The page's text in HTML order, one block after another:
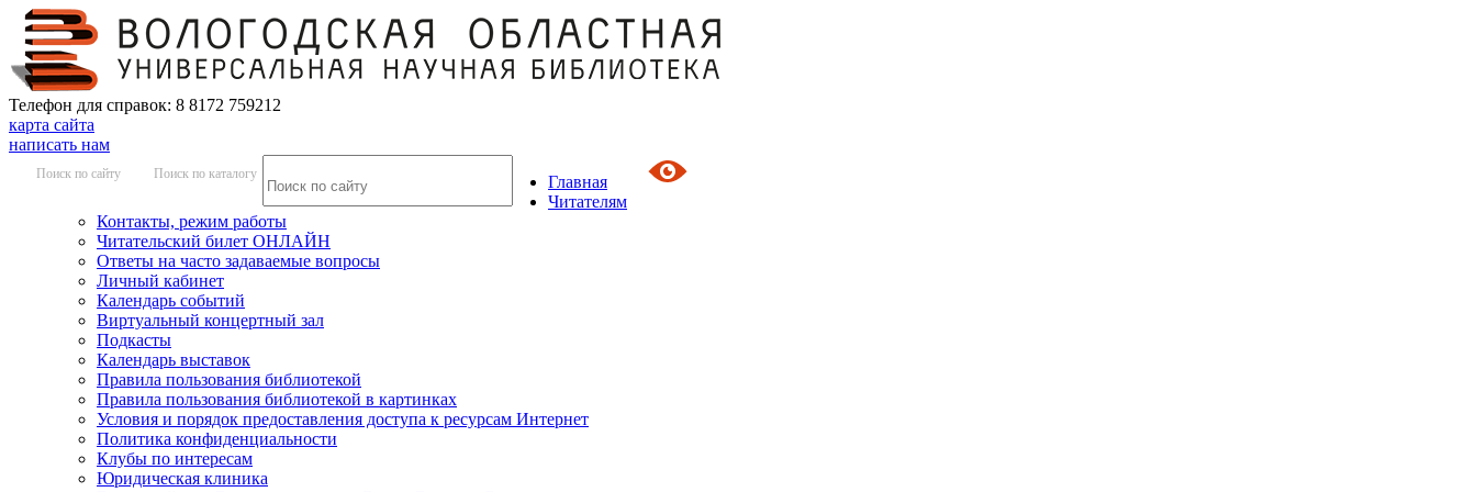
Телефон для справок: 8 8172 759212
карта сайта
написать нам
Поиск по сайту Поиск по каталогу
Главная
Читателям
Контакты, режим работы
Читательский билет ОНЛАЙН
Ответы на часто задаваемые вопросы
Личный кабинет
Календарь событий
Виртуальный концертный зал
Подкасты
Календарь выставок
Правила пользования библиотекой
Правила пользования библиотекой в картинках
Условия и порядок предоставления доступа к ресурсам Интернет
Политика конфиденциальности
Клубы по интересам
Юридическая клиника